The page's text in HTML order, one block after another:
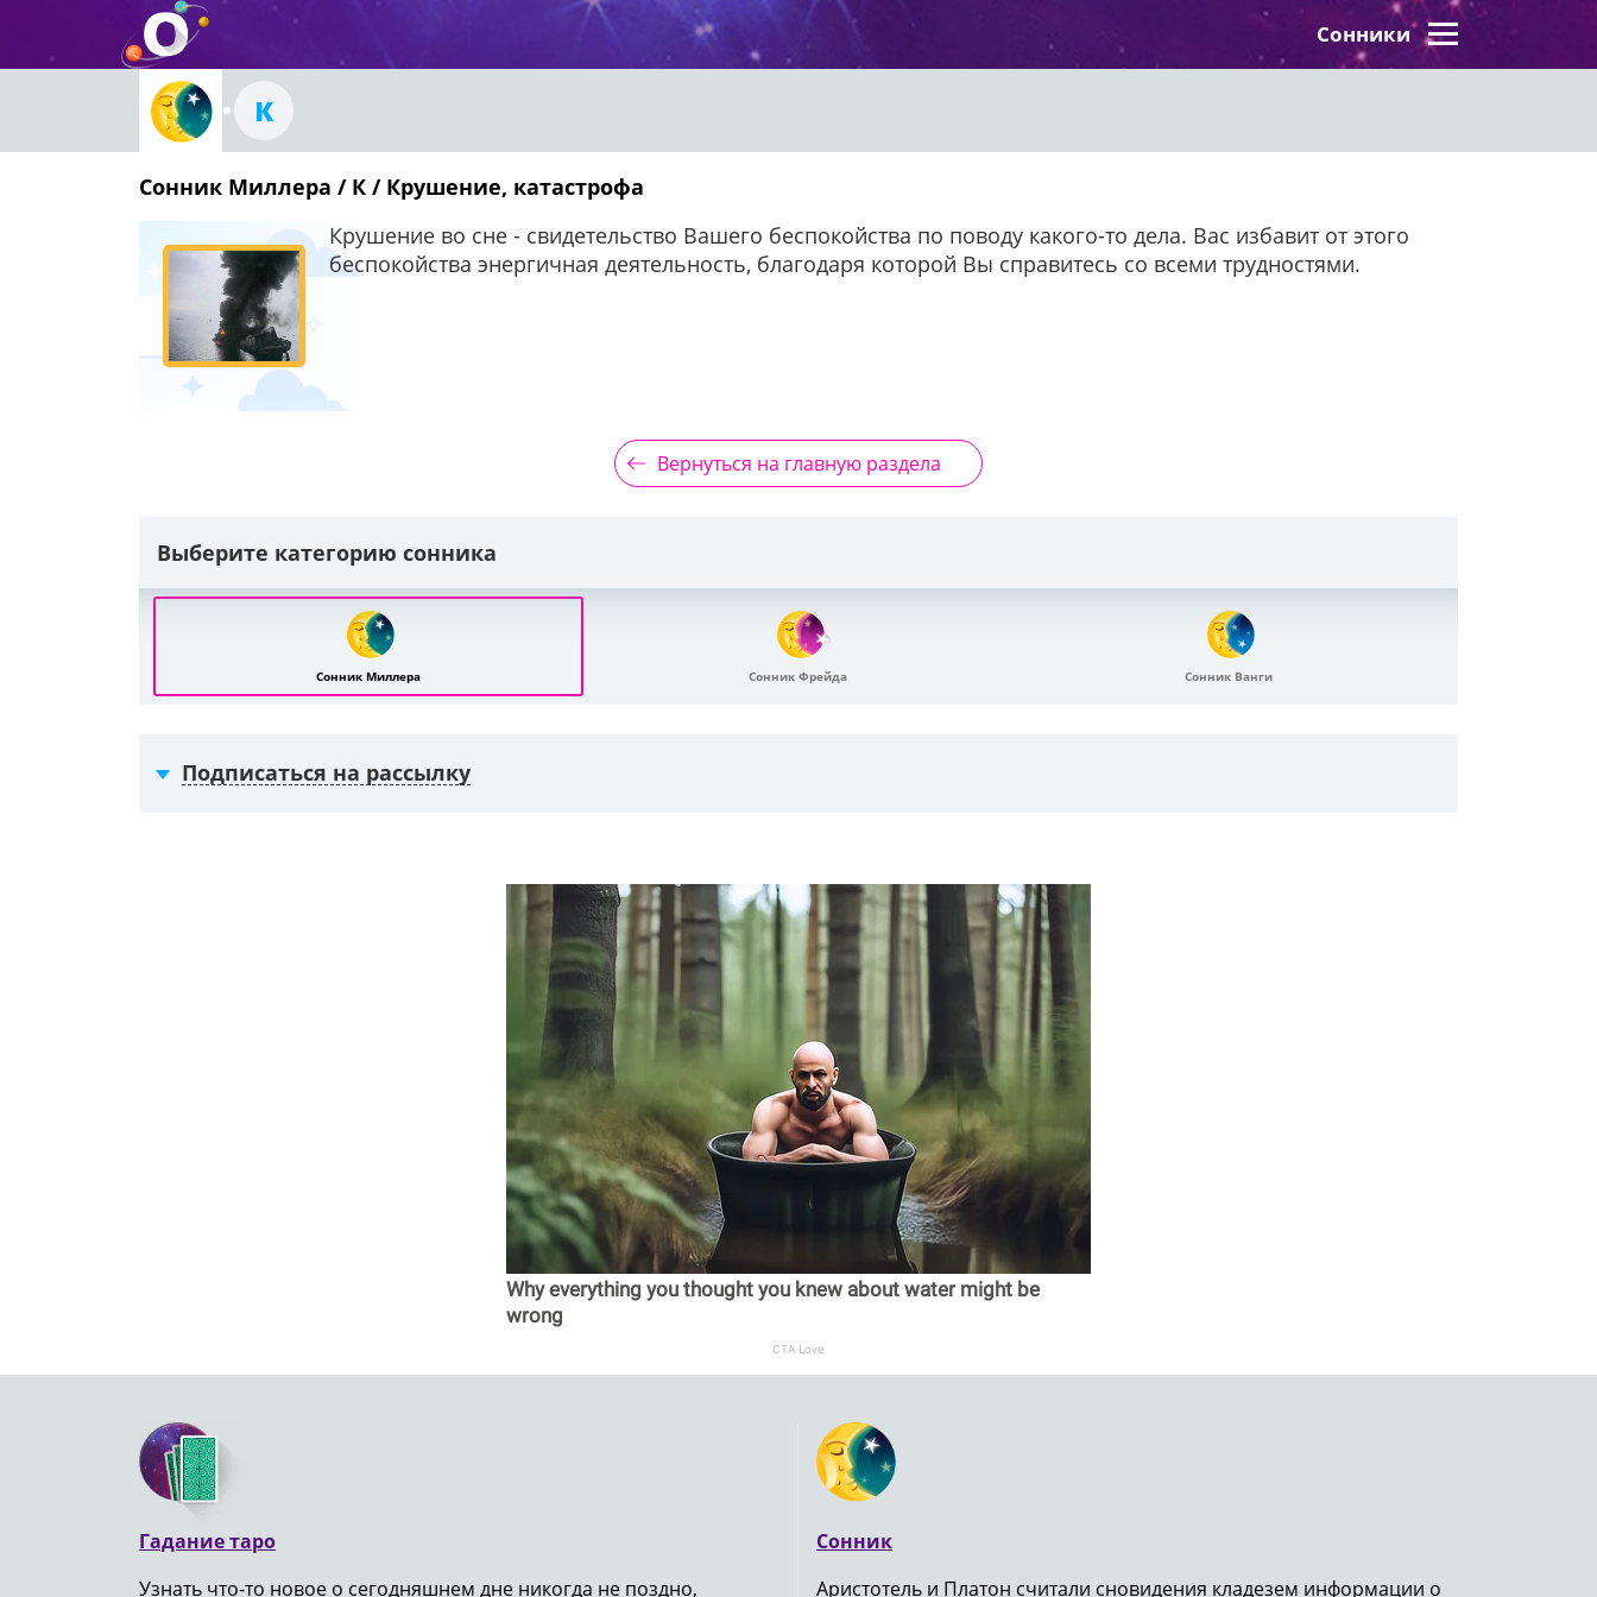
Сонники
К
Сонник Миллера / К / Крушение, катастрофа
Крушение во сне - свидетельство Вашего беспокойства по поводу какого-то дела. Вас избавит от этого
беспокойства энергичная деятельность, благодаря которой Вы справитесь со всеми трудностями.
Вернуться на главную раздела
Выберите категорию сонника
Сонник Миллера Сонник Фрейда Сонник Ванги
Подписаться на рассылку
Why everything you thought you knew about water might be
wrong
CTA Love
Гадание таро
Узнать что-то новое о сегодняшнем дне никогда не поздно,
Сонник
Аристотель и Платон считали сновидения кладезем информации о